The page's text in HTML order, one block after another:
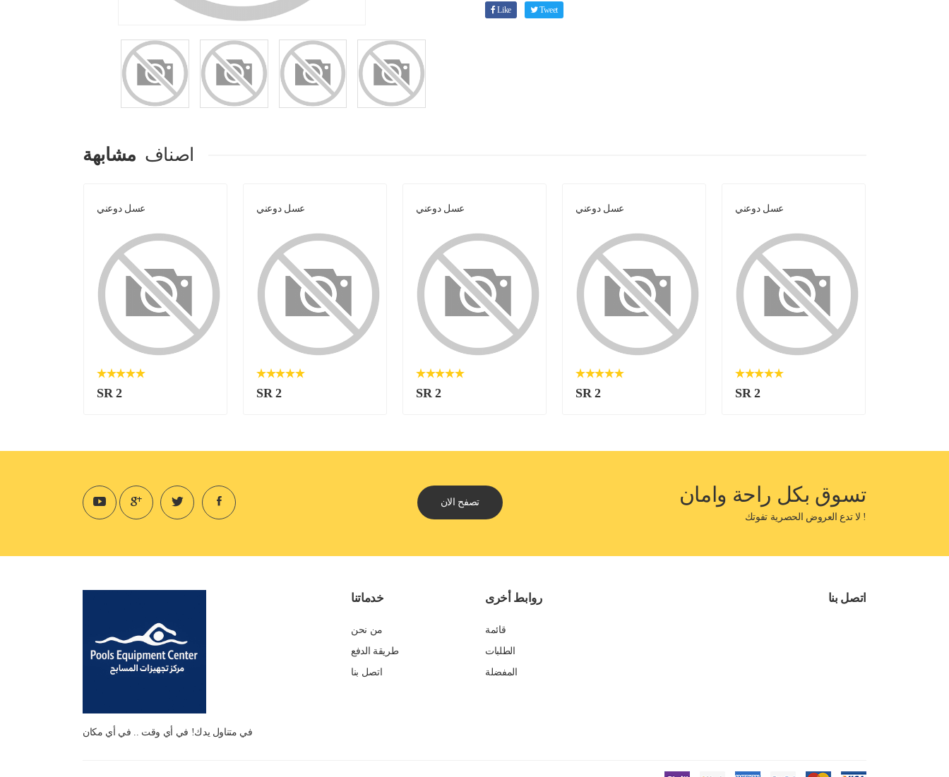
Like Tweet
اصناف مشابهة
عسل دوعني
SR 2
عسل دوعني
SR 2
عسل دوعني
SR 2
عسل دوعني
SR 2
عسل دوعني
SR 2
تسوق بكل راحة وامان
! لا تدع العروض الحصرية تفوتك
تصفح الان
في متناول يدك! في أي وقت .. في أي مكان
خدماتنا
من نحن
طريقة الدفع
اتصل بنا
روابط أخرى
قائمة
الطلبات
المفضلة
اتصل بنا